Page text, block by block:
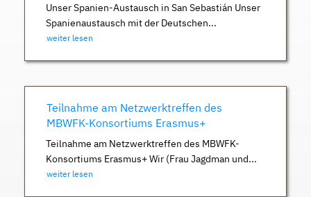
Unser Spanien-Austausch in San Sebastián Unser
Spanienaustausch mit der Deutschen...
weiter lesen
Teilnahme am Netzwerktreffen des
MBWFK-Konsortiums Erasmus+
Teilnahme am Netzwerktreffen des MBWFK-
Konsortiums Erasmus+ Wir (Frau Jagdman und...
weiter lesen